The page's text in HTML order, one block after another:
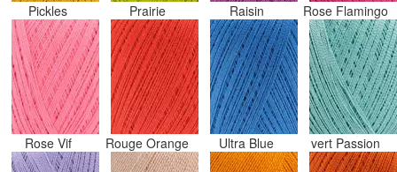
Pickles Prairie Raisin Rose Flamingo
Rose Vif Rouge Orange Ultra Blue vert Passion